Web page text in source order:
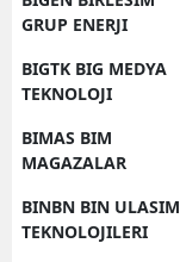
GRUP ENERJI
BIGTK BIG MEDYA
TEKNOLOJI
BIMAS BIM
MAGAZALAR
BINBN BIN ULASIM
TEKNOLOJILERI